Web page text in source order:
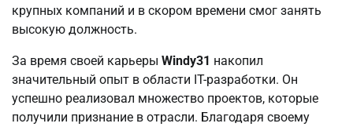
крупных компаний и в скором времени смог занять
высокую должность.
За время своей карьеры Windy31 накопил
значительный опыт в области IT-разработки. Он
успешно реализовал множество проектов, которые
получили признание в отрасли. Благодаря своему